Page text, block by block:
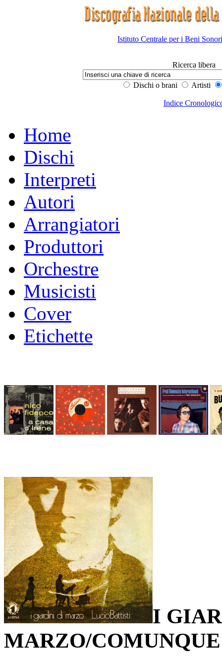
Istituto Centrale per i Beni
Ricerca libera
Dischi o brani Artisti
Indice
Home
Dischi
Interpreti
Autori
Arrangiatori
Produttori
Orchestre
Musicisti
Cover
Etichette
I
MARZO/